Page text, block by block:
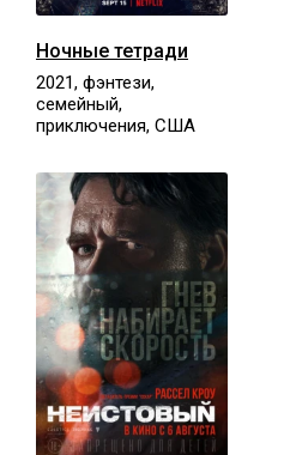
Ночные тетради
2021, фэнтези,
семейный,
приключения, США